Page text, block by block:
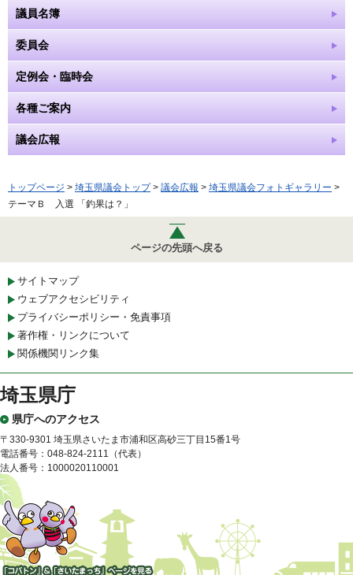
議員名簿
委員会
定例会・臨時会
各種ご案内
議会広報
トップページ > 埼玉県議会トップ> 議会広報 > 埼玉県議会フォトギャラリー >
テーマＢ 入選 「釣果は？」
ページの先頭へ戻る
サイトマップ
ウェブアクセシビリティ
プライバシーポリシー・免責事項
著作権・リンクについて
関係機関リンク集
埼玉県庁
県庁へのアクセス
〒330-9301 埼玉県さいたま市浦和区高砂三丁目15番1号
電話番号：048-824-2111（代表）
法人番号：1000020110001